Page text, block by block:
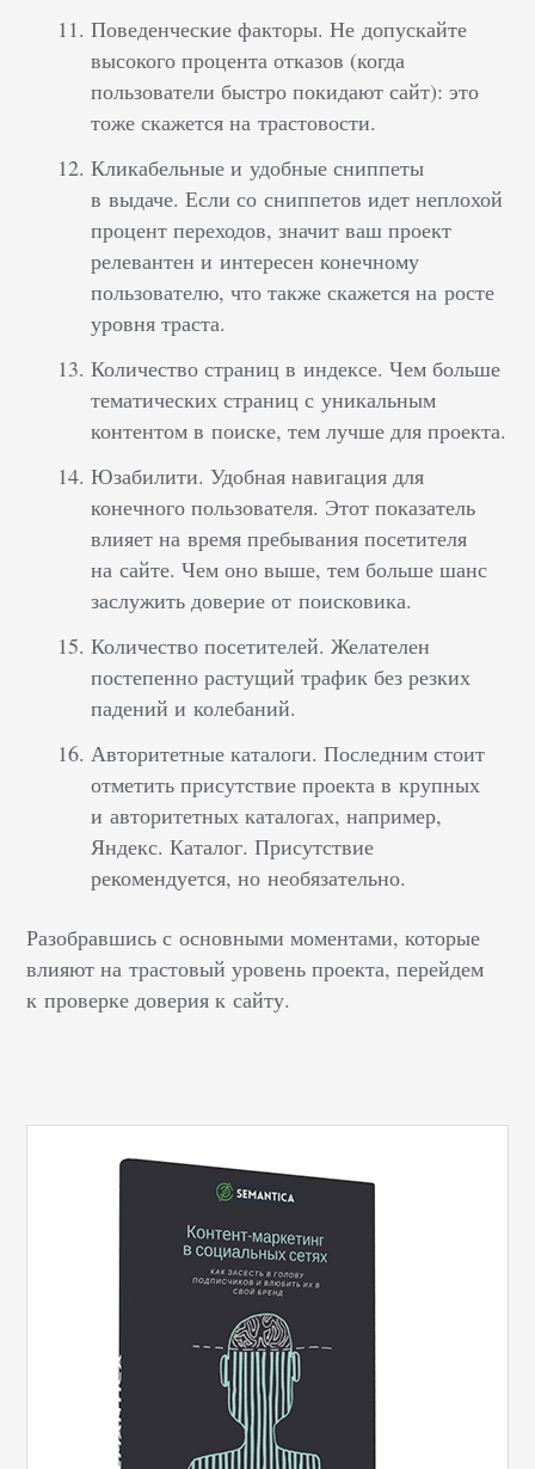
Поведенческие факторы. Не допускайте
высокого процента отказов (когда
пользователи быстро покидают сайт): это
тоже скажется на трастовости.
Кликабельные и удобные сниппеты
в выдаче. Если со сниппетов идет неплохой
процент переходов, значит ваш проект
релевантен и интересен конечному
пользователю, что также скажется на росте
уровня траста.
Количество страниц в индексе. Чем больше
тематических страниц с уникальным
контентом в поиске, тем лучше для проекта.
Юзабилити. Удобная навигация для
конечного пользователя. Этот показатель
влияет на время пребывания посетителя
на сайте. Чем оно выше, тем больше шанс
заслужить доверие от поисковика.
Количество посетителей. Желателен
постепенно растущий трафик без резких
падений и колебаний.
Авторитетные каталоги. Последним стоит
отметить присутствие проекта в крупных
и авторитетных каталогах, например,
Яндекс. Каталог. Присутствие
рекомендуется, но необязательно.
Разобравшись с основными моментами, которые
влияют на трастовый уровень проекта, перейдем
к проверке доверия к сайту.